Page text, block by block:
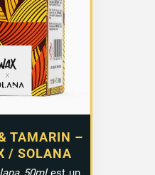
TAMARIN –
/ SOLANA